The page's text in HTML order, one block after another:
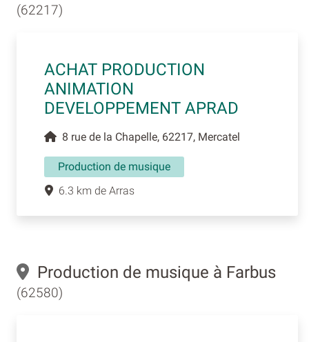
(62217)
ACHAT PRODUCTION
ANIMATION
DEVELOPPEMENT APRAD
8 rue de la Chapelle, 62217, Mercatel
Production de musique
6.3 km de Arras
Production de musique à Farbus
(62580)